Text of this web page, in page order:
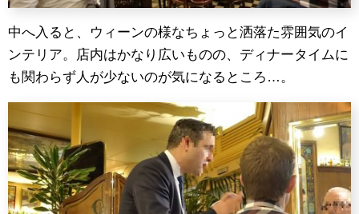
中へ入ると、ウィーンの様なちょっと洒落た雰囲気のイ
ンテリア。店内はかなり広いものの、ディナータイムに
も関わらず人が少ないのが気になるところ…。